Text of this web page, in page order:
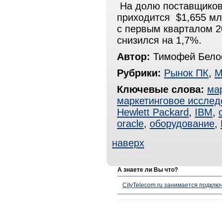
На долю
приходится $1,655
с первым кварталом
снизился на 1,7%.
Автор: Тимофей
Рубрики: Рынок ПК,
Ключевые слова:
маркетинговое
Hewlett Packard, IBM,
oracle, оборудование,
наверх
А знаете ли Вы что?
CityTelecom.ru занимается